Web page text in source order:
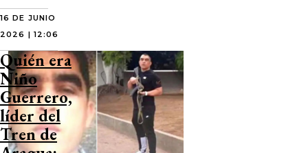
16 DE JUNIO
2026 | 12:06
Quién era
Niño
Guerrero,
líder del
Tren de